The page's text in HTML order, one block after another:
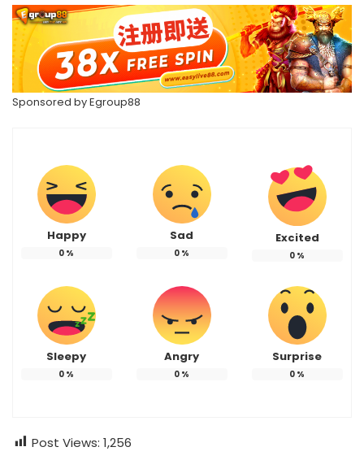
Sponsored byEgroup88
Happy
0 %
Sad
0 %
Excited
0 %
Sleepy
0 %
Angry
0 %
Surprise
0 %
Post Views: 1,256